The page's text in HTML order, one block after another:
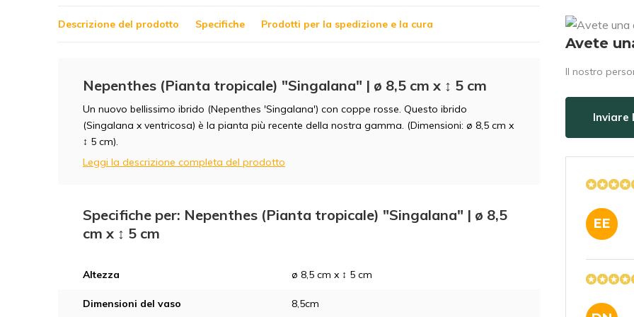
Descrizione del prodotto Specifiche Prodotti per la spedizione e la cura
Nepenthes (Pianta tropicale) "Singalana" | ø 8,5 cm x ↕ 5 cm
Un nuovo bellissimo ibrido (Nepenthes 'Singalana') con coppe rosse. Questo ibrido
(Singalana x ventricosa) è la pianta più recente della nostra gamma. (Dimensioni: ø 8,5 cm x
↕ 5 cm).
Leggi la descrizione completa del prodotto
Specifiche per: Nepenthes (Pianta tropicale) "Singalana" | ø 8,5
cm x ↕ 5 cm
Altezza ø 8,5 cm x ↕ 5 cm
Dimensioni del vaso 8,5cm
Avete
Il nostro
Inviare
EE